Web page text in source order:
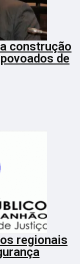
construção
de
regionais